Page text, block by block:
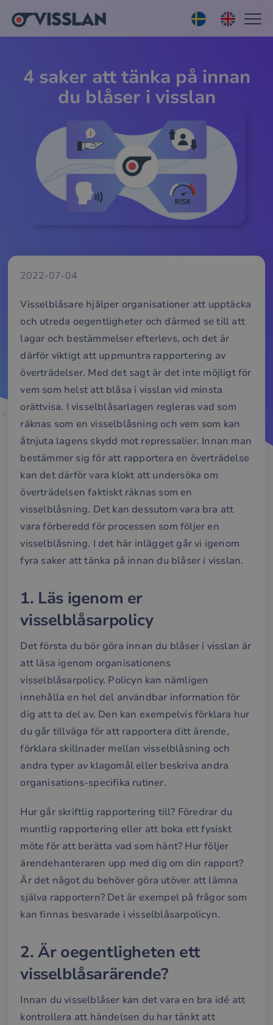
4 saker att tänka på innan
du blåser i visslan
2022-07-04
Visselblåsare hjälper organisationer att upptäcka
och utreda oegentligheter och därmed se till att
lagar och bestämmelser efterlevs, och det är
därför viktigt att uppmuntra rapportering av
överträdelser. Med det sagt är det inte möjligt för
vem som helst att blåsa i visslan vid minsta
orättvisa. I visselblåsarlagen regleras vad som
räknas som en visselblåsning och vem som kan
åtnjuta lagens skydd mot repressalier. Innan man
bestämmer sig för att rapportera en överträdelse
kan det därför vara klokt att undersöka om
överträdelsen faktiskt räknas som en
visselblåsning. Det kan dessutom vara bra att
vara förberedd för processen som följer en
visselblåsning. I det här inlägget går vi igenom
fyra saker att tänka på innan du blåser i visslan.
1. Läs igenom er
visselblåsarpolicy
Det första du bör göra innan du blåser i visslan är
att läsa igenom organisationens
visselblåsarpolicy. Policyn kan nämligen
innehålla en hel del användbar information för
dig att ta del av. Den kan exempelvis förklara hur
du går tillväga för att rapportera ditt ärende,
förklara skillnader mellan visselblåsning och
andra typer av klagomål eller beskriva andra
organisations-specifika rutiner.
Hur går skriftlig rapportering till? Föredrar du
muntlig rapportering eller att boka ett fysiskt
möte för att berätta vad som hänt? Hur följer
ärendehanteraren upp med dig om din rapport?
Är det något du behöver göra utöver att lämna
själva rapportern? Det är exempel på frågor som
kan finnas besvarade i visselblåsarpolicyn.
2. Är oegentligheten ett
visselblåsarärende?
Innan du visselblåser kan det vara en bra idé att
kontrollera att händelsen du har tänkt att